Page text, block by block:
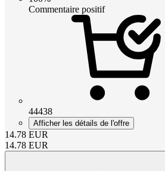
Commentaire positif
44438
Afficher les détails de l'offre
14.78 EUR
14.78 EUR